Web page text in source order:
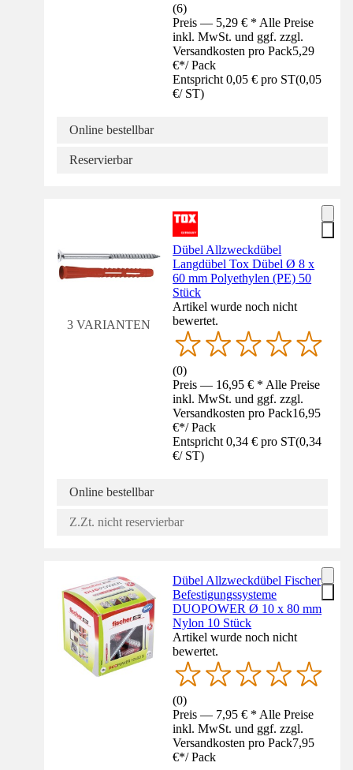
(6)
Preis — 5,29 € * Alle Preise
inkl. MwSt. und ggf. zzgl.
Versandkosten pro Pack5,29
€*/ Pack
Entspricht 0,05 € pro ST(0,05
€/ ST)
Online bestellbar
Reservierbar
3 VARIANTEN
Dübel Allzweckdübel
Langdübel Tox Dübel Ø 8 x
60 mm Polyethylen (PE) 50
Stück
Artikel wurde noch nicht
bewertet.
(0)
Preis — 16,95 € * Alle Preise
inkl. MwSt. und ggf. zzgl.
Versandkosten pro Pack16,95
€*/ Pack
Entspricht 0,34 € pro ST(0,34
€/ ST)
Online bestellbar
Z.Zt. nicht reservierbar
Dübel Allzweckdübel Fischer
Befestigungssysteme
DUOPOWER Ø 10 x 80 mm
Nylon 10 Stück
Artikel wurde noch nicht
bewertet.
(0)
Preis — 7,95 € * Alle Preise
inkl. MwSt. und ggf. zzgl.
Versandkosten pro Pack7,95
€*/ Pack